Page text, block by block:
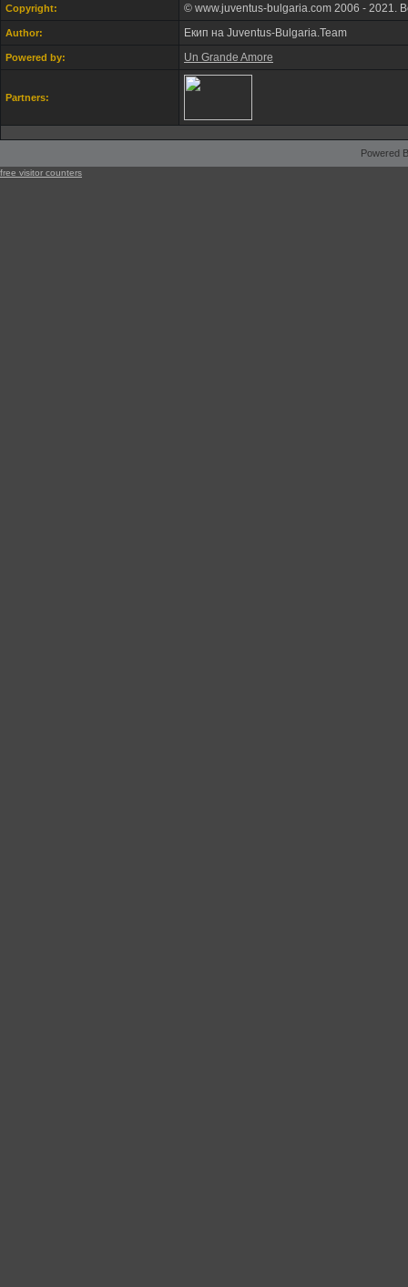
Copyright: © www.juventus-bulgaria.com 2006 - 2021.
Author: Екип на Juventus-Bulgaria.Team
Powered by: Un Grande Amore
Partners:
Powered
free visitor counters